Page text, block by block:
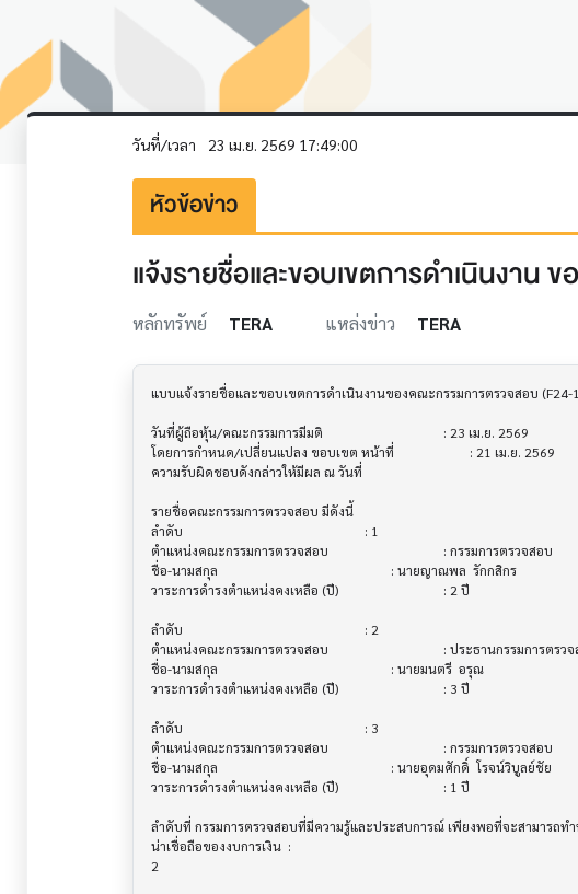
วันที่/เวลา 23 เม.ย. 2569 17:49:00
หัวข้อข่าว
แจ้งรายชื่อและขอบเขตการดำเนินงาน
หลักทรัพย์ TERA แหล่งข่าว TERA
แบบแจ้งรายชื่อและขอบเขตการดำเนินงานของคณะกรรมการตรวจสอบ (F24-
วันที่ผู้ถือหุ้น/คณะกรรมการมีมติ               			 : 23 เม.ย. 2569
โดยการกำหนด/เปลี่ยนแปลง ขอบเขต หน้าที่     			 : 21 เม.ย. 2569
ความรับผิดชอบดังกล่าวให้มีผล ณ วันที่
รายชื่อคณะกรรมการตรวจสอบ มีดังนี้
ลำดับ                                 			 : 1
ตำแหน่งคณะกรรมการตรวจสอบ               			 : กรรมการตรวจสอบ
ชื่อ-นามสกุล                             			 : นายญาณพล  รักกสิกร
วาระการดำรงตำแหน่งคงเหลือ (ปี)           			 : 2 ปี
ลำดับ                                 			 : 2
ตำแหน่งคณะกรรมการตรวจสอบ               			 : ประธานกรรมการตรวจสอบ
ชื่อ-นามสกุล                             			 : นายมนตรี  อรุณ
วาระการดำรงตำแหน่งคงเหลือ (ปี)           			 : 3 ปี
ลำดับ                                 			 : 3
ตำแหน่งคณะกรรมการตรวจสอบ               			 : กรรมการตรวจสอบ
ชื่อ-นามสกุล                             			 : นายอุดมศักดิ์  โรจน์วิบูลย์ชัย
วาระการดำรงตำแหน่งคงเหลือ (ปี)           			 : 1 ปี
ลำดับที่ กรรมการตรวจสอบที่มีความรู้และประสบการณ์ เพียงพอที่จะสามารถท
น่าเชื่อถือของงบการเงิน  :
2